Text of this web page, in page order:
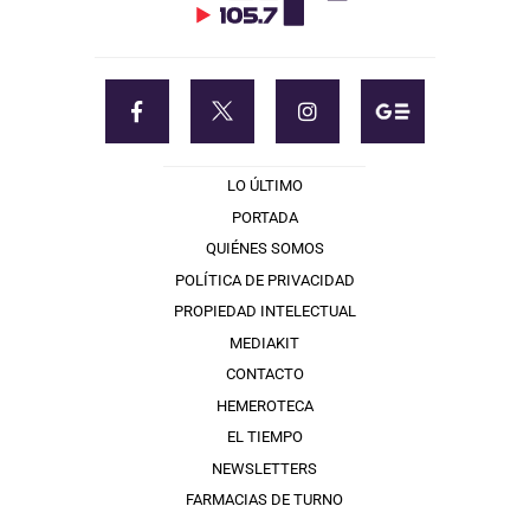
LO ÚLTIMO
PORTADA
QUIÉNES SOMOS
POLÍTICA DE PRIVACIDAD
PROPIEDAD INTELECTUAL
MEDIAKIT
CONTACTO
HEMEROTECA
EL TIEMPO
NEWSLETTERS
FARMACIAS DE TURNO